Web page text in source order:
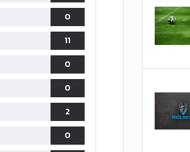
0
11
0
0
2
0